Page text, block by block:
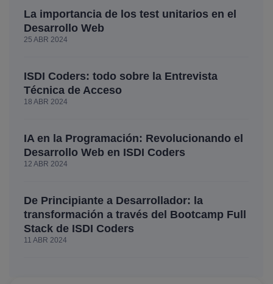
La importancia de los test unitarios en el
Desarrollo Web
25 ABR 2024
ISDI Coders: todo sobre la Entrevista
Técnica de Acceso
18 ABR 2024
IA en la Programación: Revolucionando el
Desarrollo Web en ISDI Coders
12 ABR 2024
De Principiante a Desarrollador: la
transformación a través del Bootcamp Full
Stack de ISDI Coders
11 ABR 2024